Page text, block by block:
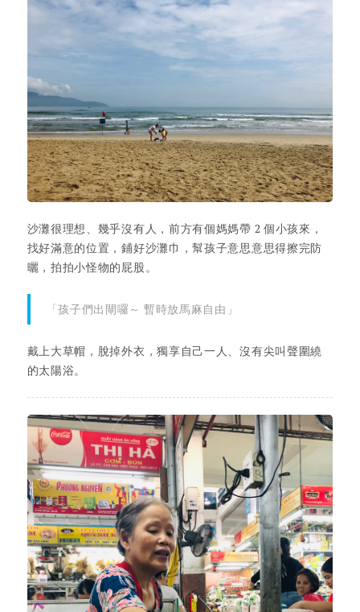
沙灘很理想、幾乎沒有人，前方有個媽媽帶 2 個小孩來，
找好滿意的位置，鋪好沙灘巾，幫孩子意思意思得擦完防
曬，拍拍小怪物的屁股。
「孩子們出閘囉～ 暫時放馬麻自由」
戴上大草帽，脫掉外衣，獨享自己一人、沒有尖叫聲圍繞
的太陽浴。